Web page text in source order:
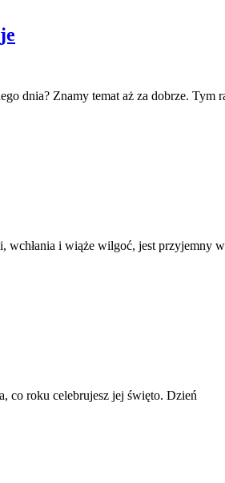
dnia? Znamy temat aż za dobrze. Tym
wchłania i wiąże wilgoć, jest przyjemny w
co roku celebrujesz jej święto. Dzień